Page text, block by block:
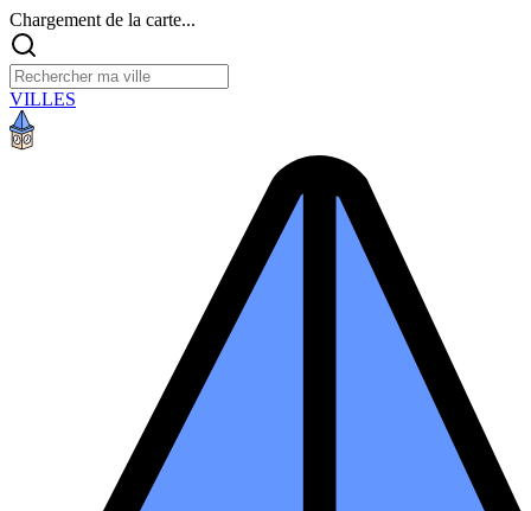
Chargement de la carte...
VILLES